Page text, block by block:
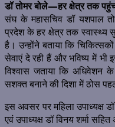
डॉ तोमर बोले—हर क्षेत्र तक
संघ के महासचिव डॉ यशपाल
प्रदेश के हर क्षेत्र तक स्वास्थ्य
है। उन्होंने बताया कि
सेवाएं दे रही हैं और भविष्य में भी
विश्वास जताया कि अधिवेशन
सशक्त बनाने की दिशा में ठोस
इस अवसर पर महिला उपाध्यक्ष
एवं उपाध्यक्ष डॉ विनय शर्मा